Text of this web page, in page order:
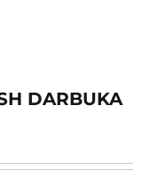
DARBUKA